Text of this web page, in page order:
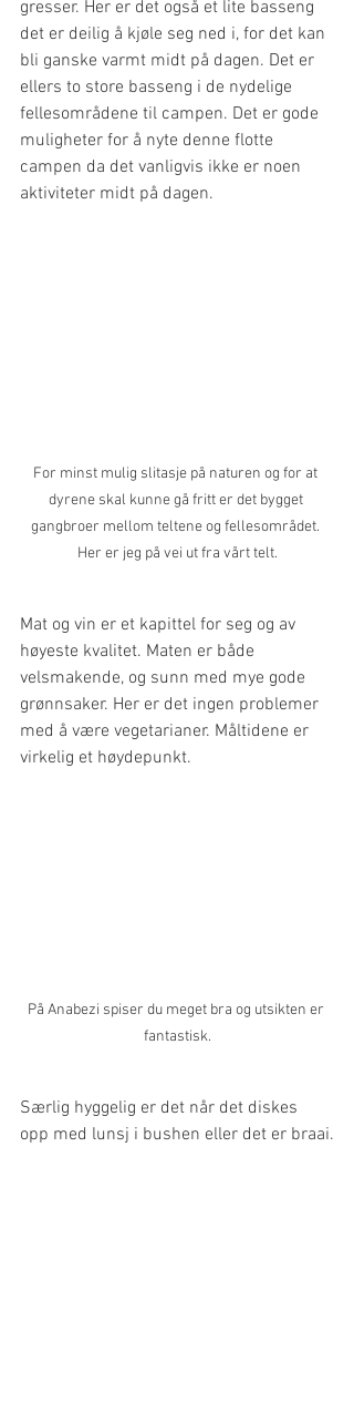
gresser. Her er det også et lite basseng
det er deilig å kjøle seg ned i, for det kan
bli ganske varmt midt på dagen. Det er
ellers to store basseng i de nydelige
fellesområdene til campen. Det er gode
muligheter for å nyte denne flotte
campen da det vanligvis ikke er noen
aktiviteter midt på dagen.
For minst mulig slitasje på naturen og for at
dyrene skal kunne gå fritt er det bygget
gangbroer mellom teltene og fellesområdet.
Her er jeg på vei ut fra vårt telt.
Mat og vin er et kapittel for seg og av
høyeste kvalitet. Maten er både
velsmakende, og sunn med mye gode
grønnsaker. Her er det ingen problemer
med å være vegetarianer. Måltidene er
virkelig et høydepunkt.
På Anabezi spiser du meget bra og utsikten er
fantastisk.
Særlig hyggelig er det når det diskes
opp med lunsj i bushen eller det er braai.